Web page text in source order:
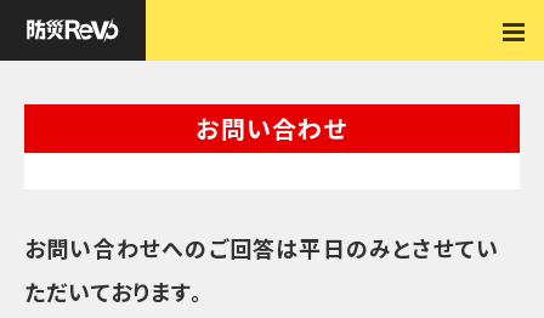
お問い合わせ
お問い合わせへのご回答は平日のみとさせてい
ただいております。